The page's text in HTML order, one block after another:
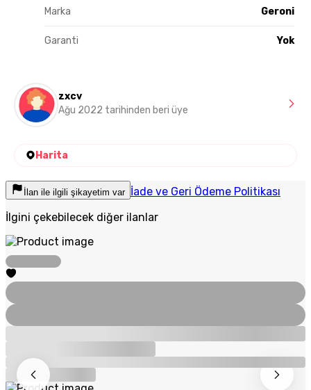
Marka Geroni
Garanti Yok
zxcv
Ağu 2022 tarihinden beri üye
Harita
İlan ile ilgili şikayetim var İade ve Geri Ödeme Politikası
İlgini çekebilecek diğer ilanlar